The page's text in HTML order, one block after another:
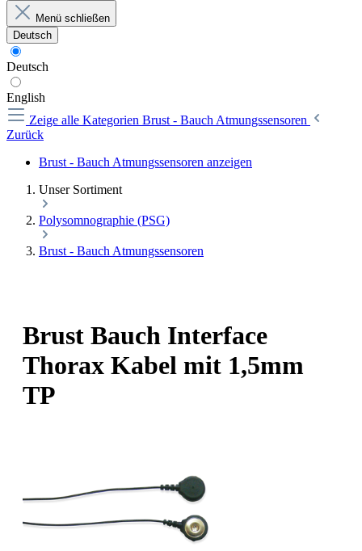
Menü schließen
Deutsch
Deutsch
English
Zeige alle Kategorien Brust - Bauch Atmungssensoren
Zurück
Brust - Bauch Atmungssensoren anzeigen
Unser Sortiment
Polysomnographie (PSG)
Brust - Bauch Atmungssensoren
Brust Bauch Interface
Thorax Kabel mit 1,5mm
TP